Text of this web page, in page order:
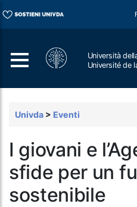
Università
Université de
Univda > Eventi
I giovani e
sfide per un
sostenibile